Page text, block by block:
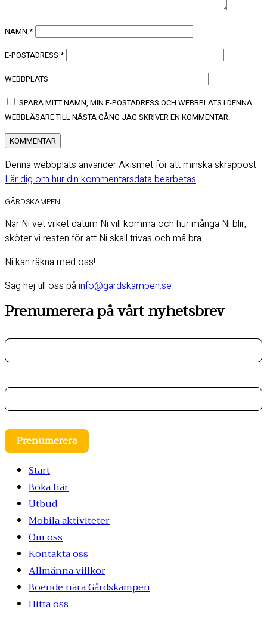
NAMN *
E-POSTADRESS *
WEBBPLATS
SPARA MITT NAMN, MIN E-POSTADRESS OCH WEBBPLATS I DENNA
WEBBLÄSARE TILL NÄSTA GÅNG JAG SKRIVER EN KOMMENTAR.
Denna webbplats använder Akismet för att minska skräppost.
Lär dig om hur din kommentarsdata bearbetas.
GÅRDSKAMPEN
När Ni vet vilket datum Ni vill komma och hur många Ni blir,
sköter vi resten för att Ni skall trivas och må bra.
Ni kan räkna med oss!
Säg hej till oss påinfo@gardskampen.se
Prenumerera på vårt nyhetsbrev
Prenumerera
Start
Boka här
Utbud
Mobila aktiviteter
Om oss
Kontakta oss
Allmänna villkor
Boende nära Gårdskampen
Hitta oss